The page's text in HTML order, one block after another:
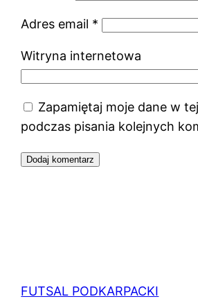
Adres email *
Witryna internetowa
Zapamiętaj moje dane w
podczas pisania kolejnych
FUTSAL PODKARPACKI